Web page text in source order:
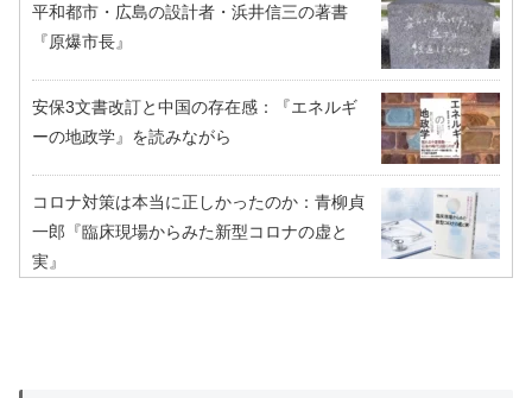
平和都市・広島の設計者・浜井信三の著書
『原爆市長』
安保3文書改訂と中国の存在感：『エネルギ
ーの地政学』を読みながら
コロナ対策は本当に正しかったのか：青柳貞
一郎『臨床現場からみた新型コロナの虚と
実』